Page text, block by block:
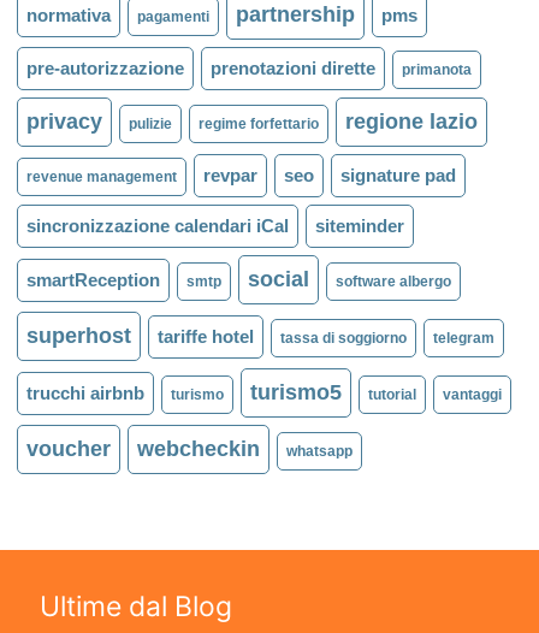
normativa pagamenti partnership pms
pre-autorizzazione prenotazioni dirette primanota
privacy pulizie regime forfettario regione lazio
revenue management revpar seo signature pad
sincronizzazione calendari iCal siteminder
smartReception smtp social software albergo
superhost tariffe hotel tassa di soggiorno telegram
trucchi airbnb turismo turismo5 tutorial vantaggi
voucher webcheckin whatsapp
Ultime dal Blog